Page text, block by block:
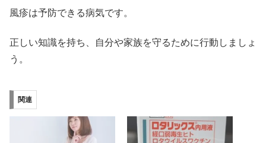
風疹は予防できる病気です。
正しい知識を持ち、自分や家族を守るために行動しましょ
う。
関連